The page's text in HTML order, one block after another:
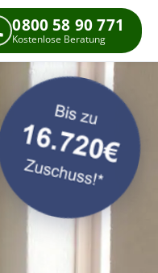
0800 58 90 771
Kostenlose Beratung